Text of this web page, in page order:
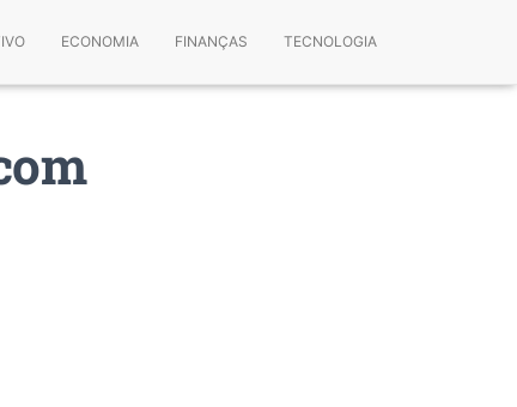
ECONOMIA FINANÇAS TECNOLOGIA